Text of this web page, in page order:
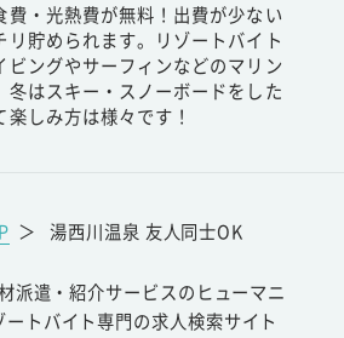
費・光熱費が無料！出費が少ない
リ貯められます。リゾートバイト
ビングやサーフィンなどのマリン
冬はスキー・スノーボードをした
しみ方は様々です！
＞ 湯西川温泉 友人同士OK
派遣・紹介サービスのヒューマニ
トバイト専門の求人検索サイト